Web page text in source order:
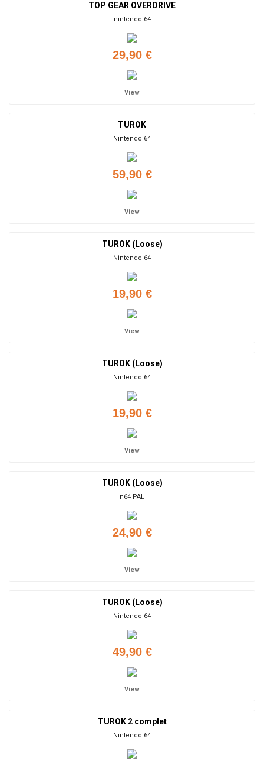
TOP GEAR OVERDRIVE
nintendo 64
29,90 €
View
TUROK
Nintendo 64
59,90 €
View
TUROK (Loose)
Nintendo 64
19,90 €
View
TUROK (Loose)
Nintendo 64
19,90 €
View
TUROK (Loose)
n64 PAL
24,90 €
View
TUROK (Loose)
Nintendo 64
49,90 €
View
TUROK 2 complet
Nintendo 64